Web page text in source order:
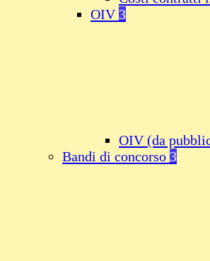
OIV 3
OIV (da
Bandi di concorso 3